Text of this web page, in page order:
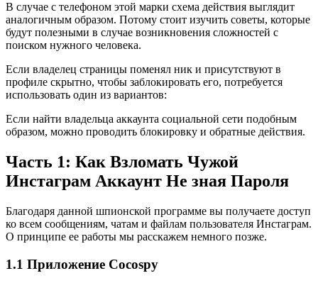
В случае с телефоном этой марки схема действия выглядит
аналогичным образом. Потому стоит изучить советы, которые
будут полезными в случае возникновения сложностей с
поиском нужного человека.
Если владелец страницы поменял ник и присутствуют в
профиле скрытно, чтобы заблокировать его, потребуется
использовать один из вариантов:
Если найти владельца аккаунта социальной сети подобным
образом, можно проводить блокировку и обратные действия.
Часть 1: Как Взломать Чужой
Инстаграм Аккаунт Не зная Пароля
Благодаря данной шпионской программе вы получаете доступ
ко всем сообщениям, чатам и файлам пользователя Инстаграм.
О принципе ее работы мы расскажем немного позже.
1.1 Приложение Cocospy